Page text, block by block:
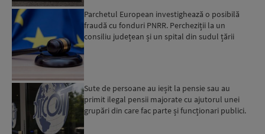
Parchetul European investighează o posibilă
fraudă cu fonduri PNRR. Percheziții la un
consiliu județean și un spital din sudul țării
Sute de persoane au ieșit la pensie sau au
primit ilegal pensii majorate cu ajutorul unei
grupări din care fac parte și funcționari publici.